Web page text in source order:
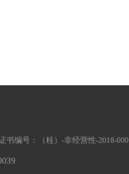
书编号：（桂）-非经营性-2018-000